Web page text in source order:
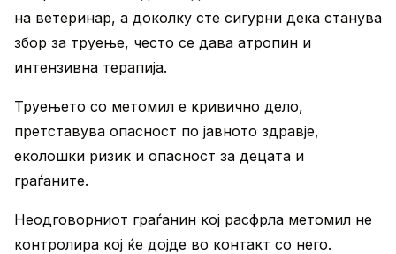
на ветеринар, а доколку сте сигурни дека станува
збор за труење, често се дава атропин и
интензивна терапија.
Труењето со метомил е кривично дело,
претставува опасност по јавното здравје,
еколошки ризик и опасност за децата и
граѓаните.
Неодговорниот граѓанин кој расфрла метомил не
контролира кој ќе дојде во контакт со него.